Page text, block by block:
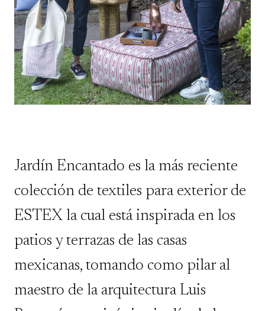
Jardín Encantado es la más reciente
colección de textiles para exterior de
ESTEX la cual está inspirada en los
patios y terrazas de las casas
mexicanas, tomando como pilar al
maestro de la arquitecturaLuis